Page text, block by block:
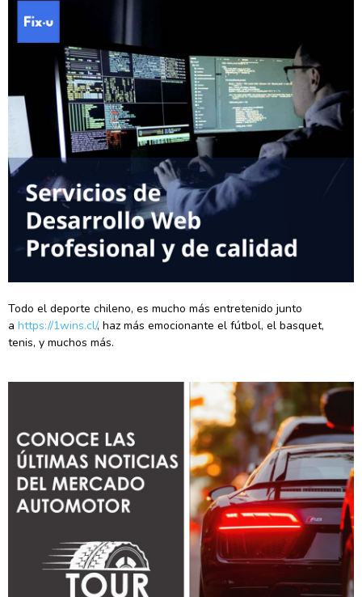
Todo el deporte chileno, es mucho más entretenido junto
a https://1wins.cl/, haz más emocionante el fútbol, el basquet,
tenis, y muchos más.